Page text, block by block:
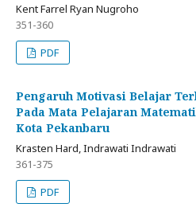
Kent Farrel Ryan Nugroho
351-360
PDF
Pengaruh Motivasi Belajar
Pada Mata Pelajaran
Kota Pekanbaru
Krasten Hard, Indrawati Indrawati
361-375
PDF